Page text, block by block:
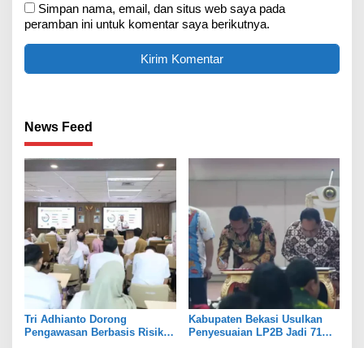
Simpan nama, email, dan situs web saya pada
peramban ini untuk komentar saya berikutnya.
News Feed
Tri Adhianto Dorong
Pengawasan Berbasis Risiko,
Kabupaten Bekasi Usulkan
Penyesuaian LP2B Jadi 71